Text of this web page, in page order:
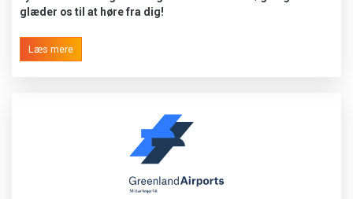
glæder os til at høre fra dig!
Læs mere